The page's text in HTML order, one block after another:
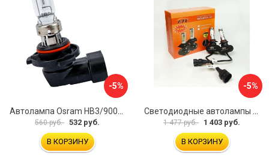
-5%
560 руб. 532 руб.
В КОРЗИНУ
-5%
1 477 руб. 1 403 руб.
В КОРЗИНУ